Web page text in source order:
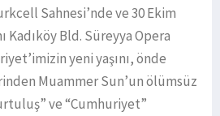
Sahnesi’nde ve 30 Ekim
Kadıköy Bld. Süreyya Opera
yeni yaşını, önde
Muammer Sun’un ölümsüz
ve “Cumhuriyet”